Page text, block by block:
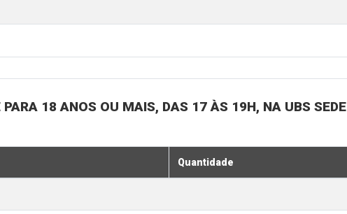
18 ANOS OU MAIS, DAS 17 ÀS 19H, NA UBS SEDE
Quantidade